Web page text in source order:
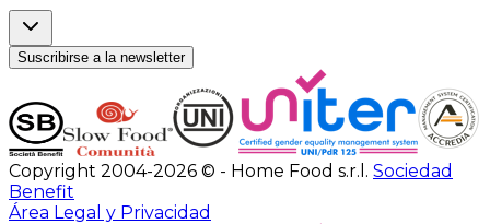
Suscribirse a la newsletter
Copyright 2004-2026 © - Home Food s.r.l. Sociedad
Benefit
Área Legal y Privacidad